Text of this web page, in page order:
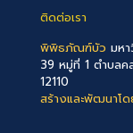
ติดต่อเรา
พิพิธภัณฑ์บัว มห
39 หมู่ที่ 1 ตำบล
12110
สร้างและพัฒนาโด